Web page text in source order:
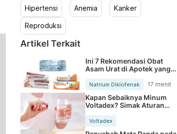
Hipertensi Anemia Kanker
Reproduksi
Artikel Terkait
Ini 7 Rekomendasi Obat
Asam Urat di Apotek yang
Natrium Diklofenak 17 menit
Kapan Sebaiknya Minum
Voltadex? Simak Aturan
Voltadex